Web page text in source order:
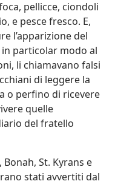
pellicce, ciondoli
e pesce fresco. E,
l’apparizione del
in particolar modo al
li chiamavano falsi
di leggere la
o perfino di ricevere
quelle
del fratello
St. Kyrans e
stati avvertiti dal